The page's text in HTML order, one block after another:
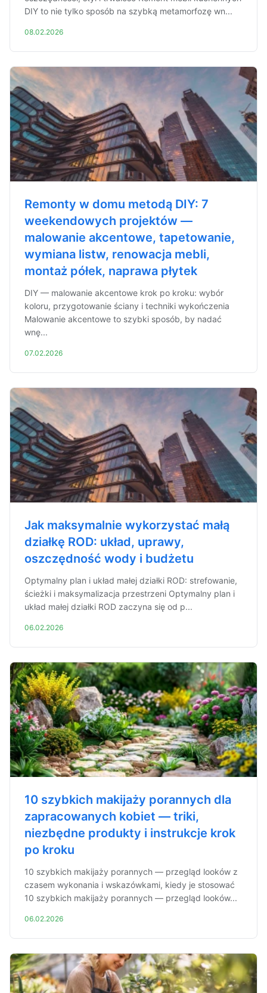
DIY to nie tylko sposób na szybką metamorfozę wn...
08.02.2026
Remonty w domu metodą DIY: 7
weekendowych projektów —
malowanie akcentowe, tapetowanie,
wymiana listw, renowacja mebli,
montaż półek, naprawa płytek
DIY — malowanie akcentowe krok po kroku: wybór
koloru, przygotowanie ściany i techniki wykończenia
Malowanie akcentowe to szybki sposób, by nadać
wnę...
07.02.2026
Jak maksymalnie wykorzystać małą
działkę ROD: układ, uprawy,
oszczędność wody i budżetu
Optymalny plan i układ małej działki ROD: strefowanie,
ścieżki i maksymalizacja przestrzeni Optymalny plan i
układ małej działki ROD zaczyna się od p...
06.02.2026
10 szybkich makijaży porannych dla
zapracowanych kobiet — triki,
niezbędne produkty i instrukcje krok
po kroku
10 szybkich makijaży porannych — przegląd looków z
czasem wykonania i wskazówkami, kiedy je stosować
10 szybkich makijaży porannych — przegląd looków...
06.02.2026